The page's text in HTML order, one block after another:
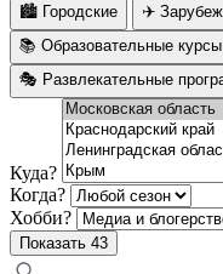
🏙️ Городские
✈️
📚 Образовательные
🎭 Развлекательные
Куда?
Когда?
Хобби?
Показать 43